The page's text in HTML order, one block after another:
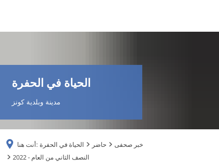
الحياة في الحفرة
مدينة وبلدية كونز
أنت هنا: الحياة في الحفرة حاضر
خبر صحفى
2022 - النصف الثاني من العام